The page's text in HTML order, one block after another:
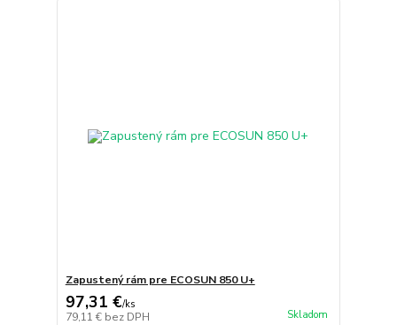
Zapustený rám pre ECOSUN 850 U+
97,31 €/ks
79,11 € bez DPH Skladom